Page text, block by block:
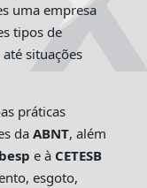
uma empresa
tipos de
situações
práticas
da ABNT, além
e à CETESB
esgoto,